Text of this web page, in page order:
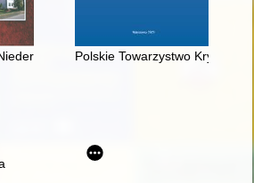
Gläsersdorf)Polskie Towarzystwo